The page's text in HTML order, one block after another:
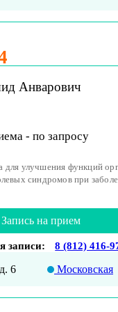
Анварович
- по запросу
для улучшения функций
синдромов при
Запись на прием
записи: 8 (812) 416-
6 Московская